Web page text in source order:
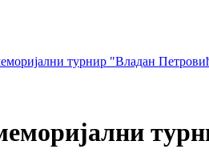
турнир "Владан